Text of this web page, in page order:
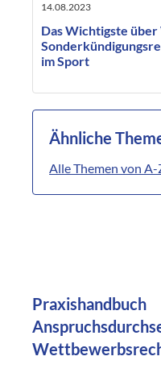
14.08.2023
Das Wichtigste
im Sport
Ähnliche
Alle Themen von A-
Praxishandbuch